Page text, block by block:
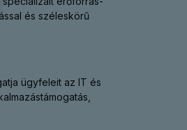
és széleskörű
ügyfeleit az IT és